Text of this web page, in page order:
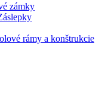
zámky
rámy a konštrukcie